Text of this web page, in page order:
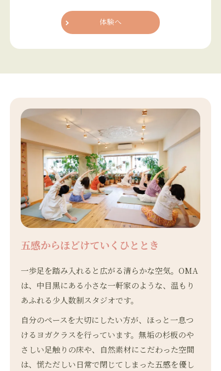
体験へ
五感からほどけていくひととき
一歩足を踏み入れると広がる清らかな空気。OMA
は、中目黒にある小さな一軒家のような、温もり
あふれる少人数制スタジオです。
自分のペースを大切にしたい方が、ほっと一息つ
けるヨガクラスを行っています。無垢の杉板のや
さしい足触りの床や、自然素材にこだわった空間
は、慌ただしい日常で閉じてしまった五感を優し